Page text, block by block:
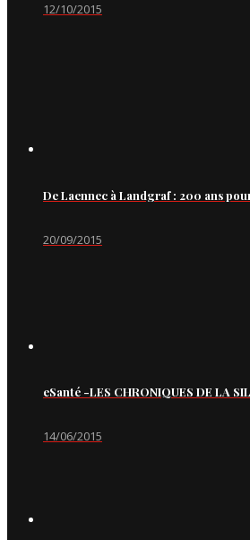
12/10/2015
De Laennec à Landgraf : 200 ans
20/09/2015
eSanté -LES CHRONIQUES DE LA
14/06/2015